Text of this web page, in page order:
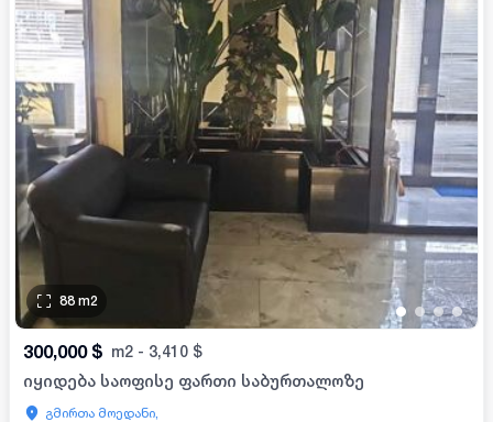
• •••
88 m2
300,000 $ m2 - 3,410 $
იყიდება საოფისე ფართი საბურთალოზე
გმირთა მოედანი,